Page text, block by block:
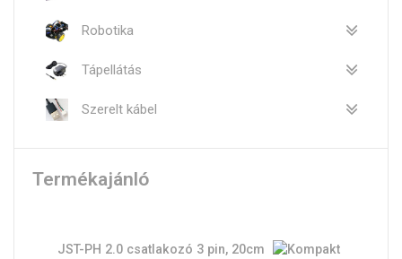
Robotika
Tápellátás
Szerelt kábel
Termékajánló
JST-PH 2.0 csatlakozó 3 pin, 20cm